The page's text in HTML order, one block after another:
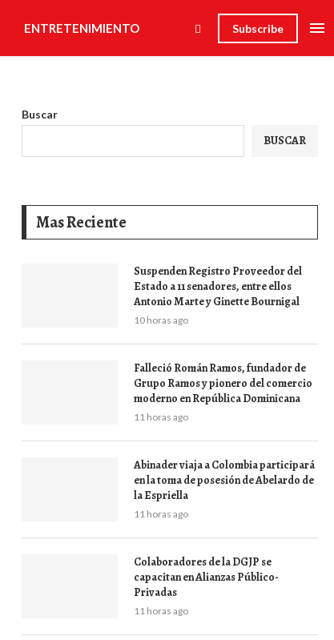
ENTRETENIMIENTO Subscribe
Buscar
BUSCAR
Mas Reciente
Suspenden Registro Proveedor del
Estado a 11 senadores, entre ellos
Antonio Marte y Ginette Bournigal
10 horas ago
Falleció Román Ramos, fundador de
Grupo Ramos y pionero del comercio
moderno en República Dominicana
11 horas ago
Abinader viaja a Colombia participará
en la toma de posesión de Abelardo de
la Espriella
11 horas ago
Colaboradores de la DGJP se
capacitan en Alianzas Público-
Privadas
11 horas ago